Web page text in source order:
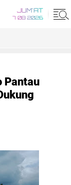
JUM'AT
7 08 2026
Pantau